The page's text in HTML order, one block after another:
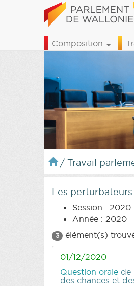
Composition
/ Travail
Les
Session :
Année : 2020
3 élément(s)
01/12/2020
Question orale de
des chances et